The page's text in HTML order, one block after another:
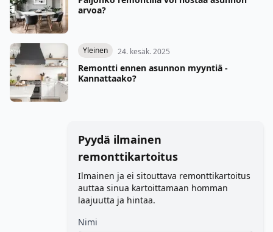
arvoa?
Yleinen 24. kesäk. 2025
Remontti ennen asunnon myyntiä -
Kannattaako?
Pyydä ilmainen
remonttikartoitus
Ilmainen ja ei sitouttava remonttikartoitus
auttaa sinua kartoittamaan homman
laajuutta ja hintaa.
Nimi